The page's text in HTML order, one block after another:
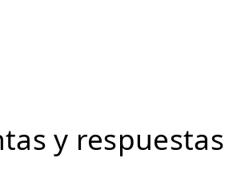
y respuestas